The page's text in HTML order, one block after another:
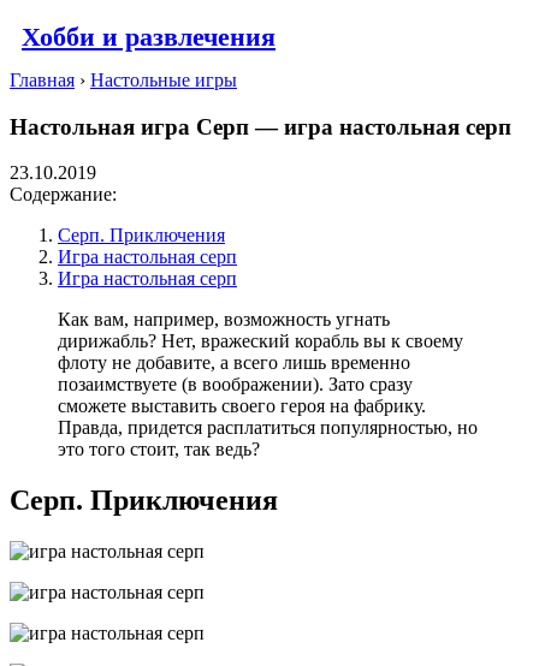
Хобби и развлечения
Главная › Настольные игры
Настольная игра Серп — игра настольная серп
23.10.2019
Содержание:
Серп. Приключения
Игра настольная серп
Игра настольная серп
Как вам, например, возможность угнать
дирижабль? Нет, вражеский корабль вы к своему
флоту не добавите, а всего лишь временно
позаимствуете (в воображении). Зато сразу
сможете выставить своего героя на фабрику.
Правда, придется расплатиться популярностью, но
это того стоит, так ведь?
Серп. Приключения